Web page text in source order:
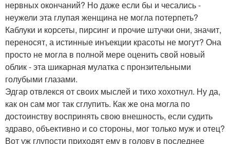
нервных окончаний? Но даже если бы и чесались -
неужели эта глупая женщина не могла потерпеть?
Каблуки и корсеты, пирсинг и прочие штучки они, значит,
переносят, а истинные инъекции красоты не могут? Она
просто не могла в полной мере оценить свой новый
облик - эта шикарная мулатка с пронзительными
голубыми глазами.
Эдгар отвлекся от своих мыслей и тихо хохотнул. Ну да,
как он сам мог так сглупить. Как же она могла по
достоинству воспринять свою внешность, если судить
здраво, объективно и со стороны, мог только муж и отец?
Вот уж глупости приходят ему в голову в последнее